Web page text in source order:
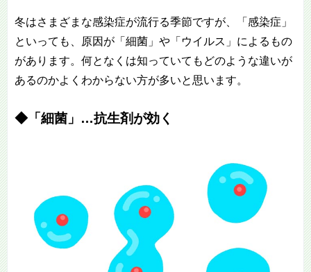
冬はさまざまな感染症が流行る季節ですが、「感染症」
といっても、原因が「細菌」や「ウイルス」によるもの
があります。何となくは知っていてもどのような違いが
あるのかよくわからない方が多いと思います。
◆「細菌」…抗生剤が効く